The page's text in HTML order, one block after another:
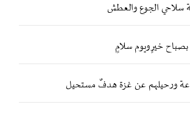
سلاحي الجوع والعطش
بصباح خيرٍ ويوم سلامٍ
ورحيلهم عن غزة هدفٌ مستحيل